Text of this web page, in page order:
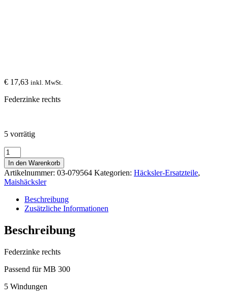
€ 17,63 inkl. MwSt.
Federzinke rechts
5 vorrätig
Federzinke
rechts
03-
079564
Menge
In den Warenkorb
Artikelnummer: 03-079564 Kategorien: Häcksler-Ersatzteile,
Maishäcksler
Beschreibung
Zusätzliche Informationen
Beschreibung
Federzinke rechts
Passend für MB 300
5 Windungen